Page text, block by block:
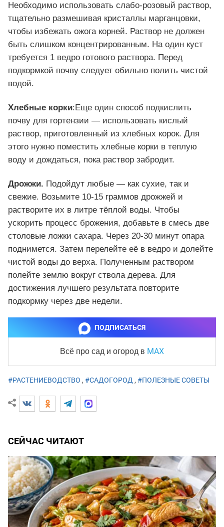
Необходимо использовать слабо-розовый раствор,
тщательно размешивая кристаллы марганцовки,
чтобы избежать ожога корней. Раствор не должен
быть слишком концентрированным. На один куст
требуется 1 ведро готового раствора. Перед
подкормкой почву следует обильно полить чистой
водой.
Хлебные корки:Еще один способ подкислить
почву для гортензии — использовать кислый
раствор, приготовленный из хлебных корок. Для
этого нужно поместить хлебные корки в теплую
воду и дождаться, пока раствор забродит.
Дрожжи. Подойдут любые — как сухие, так и
свежие. Возьмите 10-15 граммов дрожжей и
растворите их в литре тёплой воды. Чтобы
ускорить процесс брожения, добавьте в смесь две
столовые ложки сахара. Через 20-30 минут опара
поднимется. Затем перелейте её в ведро и долейте
чистой воды до верха. Полученным раствором
полейте землю вокруг ствола дерева. Для
достижения лучшего результата повторите
подкормку через две недели.
ПОДПИСАТЬСЯ
Всё про сад и огород в MAX
#РАСТЕНИЕВОДСТВО , #САДОГОРОД, #ПОЛЕЗНЫЕ СОВЕТЫ
СЕЙЧАС ЧИТАЮТ